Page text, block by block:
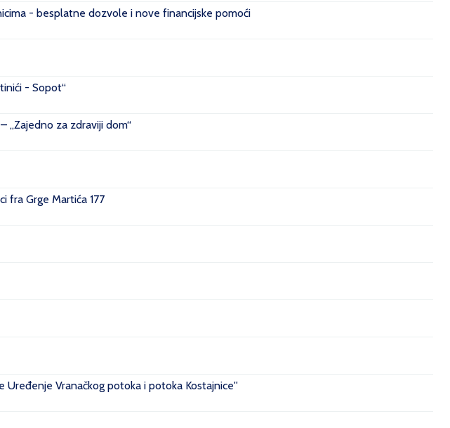
- besplatne dozvole i nove financijske pomoći
- Sopot“
„Zajedno za zdraviji dom“
fra Grge Martića 177
Vranačkog potoka i potoka Kostajnice''